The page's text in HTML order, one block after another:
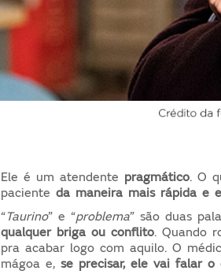
Ele é um atendente pragmático.O
pacienteda maneira mais rápida e
“Taurino” e “problema” são duas
qualquer briga ou conflito. Quando
pra acabar logo com aquilo. O
mágoa e,se precisar, ele vai falar